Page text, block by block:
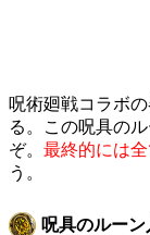
呪術廻戦コラボ
る。この呪具の
ぞ。 最終的には
う。
呪具のルー